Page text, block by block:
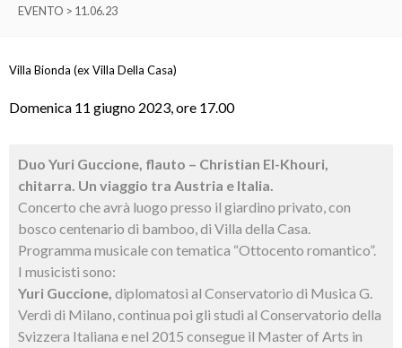
EVENTO > 11.06.23
Villa Bionda (ex Villa Della Casa)
Domenica 11 giugno 2023, ore 17.00
Duo Yuri Guccione, flauto – Christian El-Khouri,
chitarra. Un viaggio tra Austria e Italia.
Concerto che avrà luogo presso il giardino privato, con
bosco centenario di bamboo, di Villa della Casa.
Programma musicale con tematica “Ottocento romantico”.
I musicisti sono:
Yuri Guccione, diplomatosi al Conservatorio di Musica G.
Verdi di Milano, continua poi gli studi al Conservatorio della
Svizzera Italiana e nel 2015 consegue il Master of Arts in